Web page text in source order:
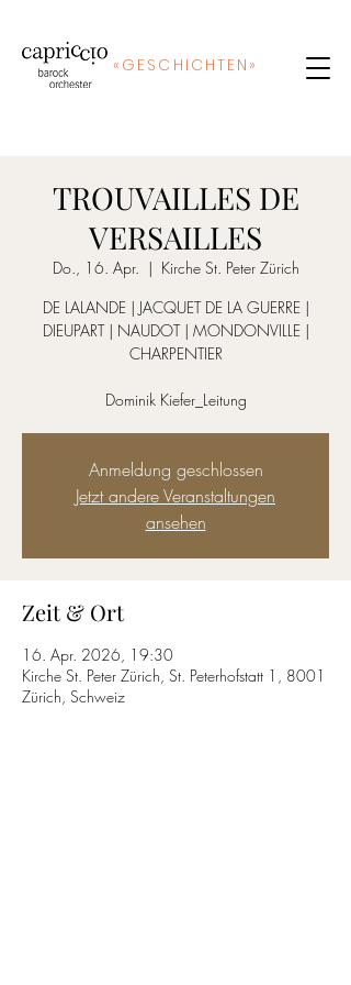
« GESCHICHTEN»
TROUVAILLES DE
VERSAILLES
Do., 16. Apr.
  |
Kirche St. Peter Zürich
DE LALANDE | JACQUET DE LA GUERRE |
DIEUPART | NAUDOT | MONDONVILLE |
CHARPENTIER
Dominik Kiefer_Leitung
Anmeldung geschlossen
Jetzt andere Veranstaltungen
ansehen
Zeit & Ort
16. Apr. 2026, 19:30
Kirche St. Peter Zürich, St. Peterhofstatt 1, 8001
Zürich, Schweiz